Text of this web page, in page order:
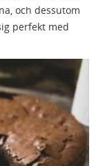
och dessutom
perfekt med